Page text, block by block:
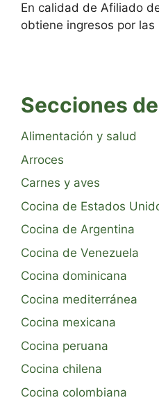
En calidad de Afiliado
obtiene ingresos por
Secciones
Alimentación y salud
Arroces
Carnes y aves
Cocina de Estados
Cocina de Argentina
Cocina de Venezuela
Cocina dominicana
Cocina mediterránea
Cocina mexicana
Cocina peruana
Cocina chilena
Cocina colombiana